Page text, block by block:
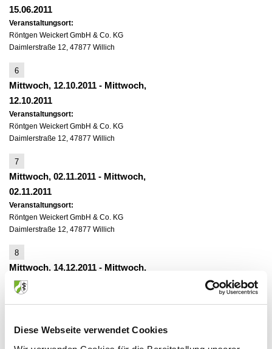
Diese Webseite verwendet Cookies
15.06.2011
Veranstaltungsort:
Röntgen Weickert GmbH & Co. KG
Daimlerstraße 12, 47877 Willich
6
Mittwoch, 12.10.2011 - Mittwoch,
12.10.2011
Veranstaltungsort:
Röntgen Weickert GmbH & Co. KG
Daimlerstraße 12, 47877 Willich
7
Mittwoch, 02.11.2011 - Mittwoch,
02.11.2011
Veranstaltungsort:
Röntgen Weickert GmbH & Co. KG
Daimlerstraße 12, 47877 Willich
8
Mittwoch, 14.12.2011 - Mittwoch,
14.12.2011
Veranstaltungsort:
9